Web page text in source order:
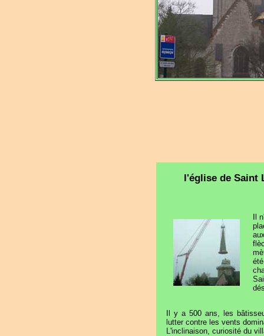
l'église de Saint
Il
Il y a 500 ans, les
lutter contre les vents
L'inclinaison, curiosité du